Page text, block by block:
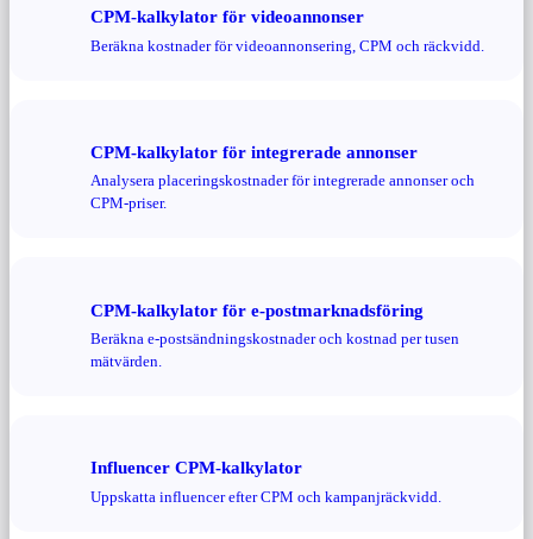
CPM-kalkylator för videoannonser
Beräkna kostnader för videoannonsering, CPM och räckvidd.
CPM-kalkylator för integrerade annonser
Analysera placeringskostnader för integrerade annonser och
CPM-priser.
CPM-kalkylator för e-postmarknadsföring
Beräkna e-postsändningskostnader och kostnad per tusen
mätvärden.
Influencer CPM-kalkylator
Uppskatta influencer efter CPM och kampanjräckvidd.